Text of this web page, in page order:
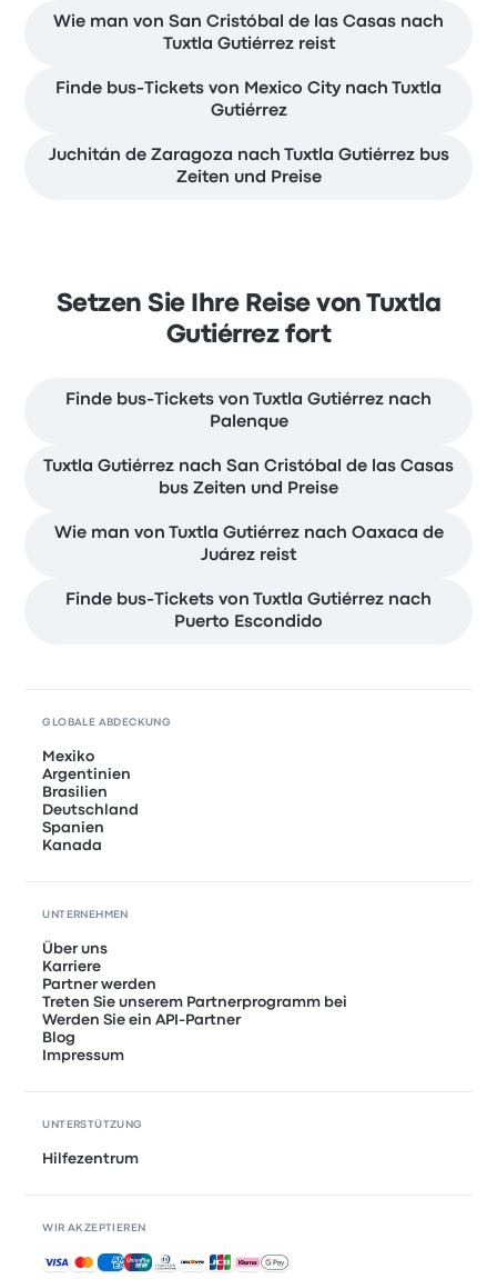
Wie man von San Cristóbal de las Casas nach
Tuxtla Gutiérrez reist
Finde bus-Tickets von Mexico City nach Tuxtla
Gutiérrez
Juchitán de Zaragoza nach Tuxtla Gutiérrez bus
Zeiten und Preise
Setzen Sie Ihre Reise von Tuxtla
Gutiérrez fort
Finde bus-Tickets von Tuxtla Gutiérrez nach
Palenque
Tuxtla Gutiérrez nach San Cristóbal de las Casas
bus Zeiten und Preise
Wie man von Tuxtla Gutiérrez nach Oaxaca de
Juárez reist
Finde bus-Tickets von Tuxtla Gutiérrez nach
Puerto Escondido
GLOBALE ABDECKUNG
Mexiko
Argentinien
Brasilien
Deutschland
Spanien
Kanada
UNTERNEHMEN
Über uns
Karriere
Partner werden
Treten Sie unserem Partnerprogramm bei
Werden Sie ein API-Partner
Blog
Impressum
UNTERSTÜTZUNG
Hilfezentrum
WIR AKZEPTIEREN
Akzeptierte Zahlungsmethoden